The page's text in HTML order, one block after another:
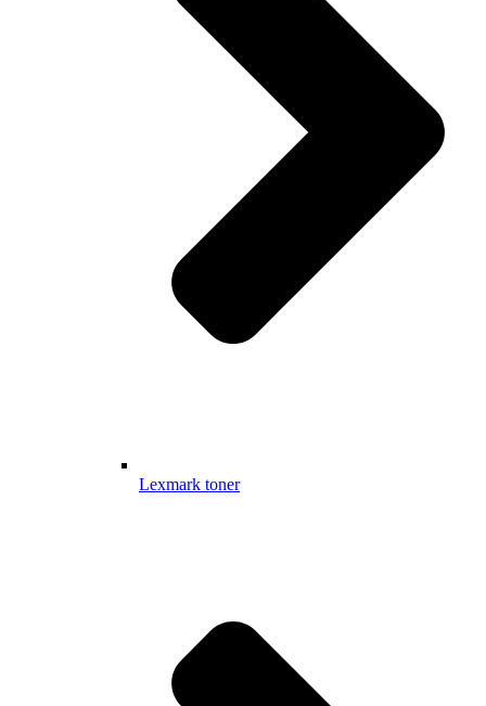
Lexmark toner